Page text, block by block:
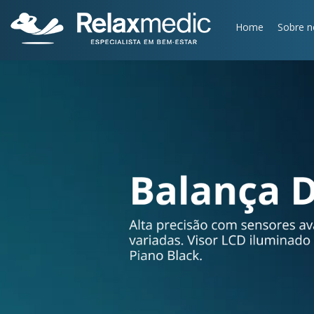
Home Sobre
BALANÇA DIGITAL ÔNIX